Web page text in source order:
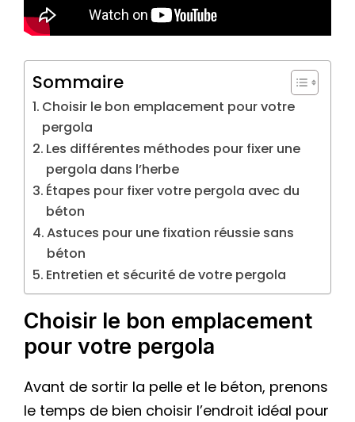
Sommaire
Choisir le bon emplacement pour votre
pergola
Les différentes méthodes pour fixer une
pergola dans l’herbe
Étapes pour fixer votre pergola avec du
béton
Astuces pour une fixation réussie sans
béton
Entretien et sécurité de votre pergola
Choisir le bon emplacement
pour votre pergola
Avant de sortir la pelle et le béton, prenons
le temps de bien choisir l’endroit idéal pour